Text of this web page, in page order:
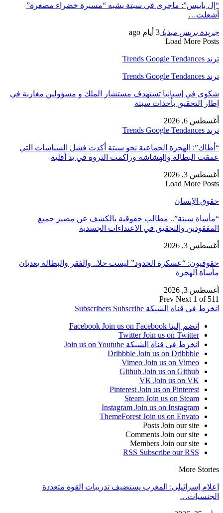
“إل باييس”: ماجرى في سبتة يشبه “مسيرة خضراء مصغرة”
أشعلت…
جريدة بريس ميديا 3 أيام ago
Load More Posts
ترند Trends Google Tendances
ترند Trends Google Tendances
شكوى في إسبانيا تستهدف مستشار الملك و مسؤولين مغاربة في
إطار التحقيق بأحداث سبتة
أغسطس 6, 2026
ترند Trends Google Tendances
“أطاك”: الهجرة الجماعية نحو سبتة أكدت فشل السياسات التي
عمقت البطالة والهشاشة وراكمت الثروة في يد أقلية
أغسطس 3, 2026
Load More Posts
حقوق الإنسان
“مأساة سبتة”.. مطالب حقوقية بالكشف عن مصير جميع
المفقودين والتحقيق في الاعتداءات الجسدية
أغسطس 3, 2026
حقوقيون: “عسكرة الحدود” ليست حلا.. والفقر والبطالة يغديان
مأساة الهجرة
أغسطس 3, 2026
Prev Next 1 of 511
انخرط في قناة الشبكة
Subscribers Subscribe
انضم إلينا Facebook Join us on Facebook
Twitter Join us on Twitter
انخرط في قناة الشبكة Join us on Youtube
Dribbble Join us on Dribbble
Vimeo Join us on Vimeo
Github Join us on Github
VK Join us on VK
Pinterest Join us on Pinterest
Steam Join us on Steam
Instagram Join us on Instagram
ThemeForest Join us on Envato
Posts Join our site
Comments Join our site
Members Join our site
RSS Subscribe our RSS
More Stories
إعلام إسرائيلي: المغرب يستضيف تدريبات القوة متعددة
الجنسيات…